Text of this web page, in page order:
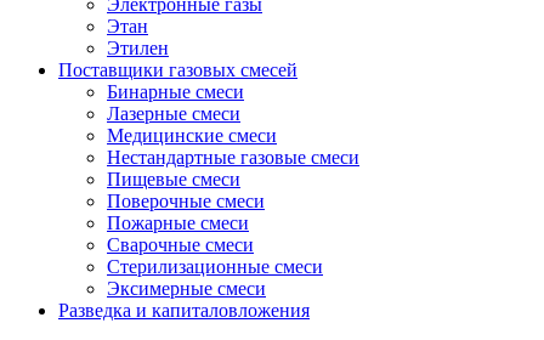
Электронные газы
Этан
Этилен
Поставщики газовых смесей
Бинарные смеси
Лазерные смеси
Медицинские смеси
Нестандартные газовые смеси
Пищевые смеси
Поверочные смеси
Пожарные смеси
Сварочные смеси
Стерилизационные смеси
Эксимерные смеси
Разведка и капиталовложения